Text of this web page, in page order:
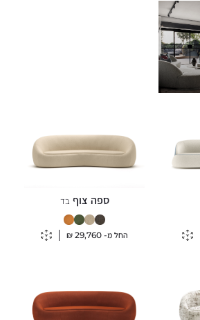
ספה צוף בד
החל מ- 29,760
₪